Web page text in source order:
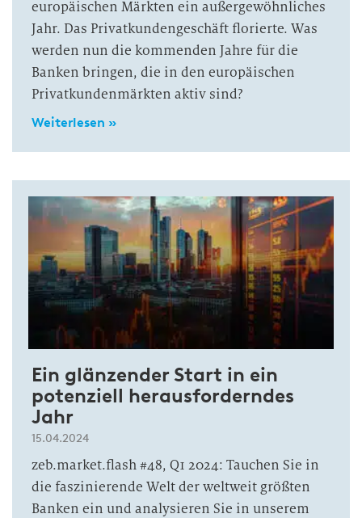
europäischen Märkten ein außergewöhnliches
Jahr. Das Privatkundengeschäft florierte. Was
werden nun die kommenden Jahre für die
Banken bringen, die in den europäischen
Privatkundenmärkten aktiv sind?
Weiterlesen »
Ein glänzender Start in ein
potenziell herausforderndes
Jahr
15.04.2024
zeb.market.flash #48, Q1 2024: Tauchen Sie in
die faszinierende Welt der weltweit größten
Banken ein und analysieren Sie in unserem